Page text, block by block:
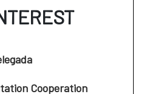
Cooperation